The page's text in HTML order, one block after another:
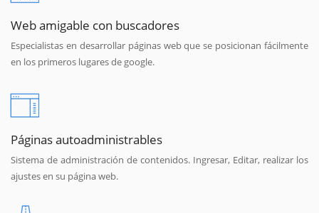
Web amigable con buscadores
Especialistas en desarrollar páginas web que se posicionan fácilmente
en los primeros lugares de google.
Páginas autoadministrables
Sistema de administración de contenidos. Ingresar, Editar, realizar los
ajustes en su página web.